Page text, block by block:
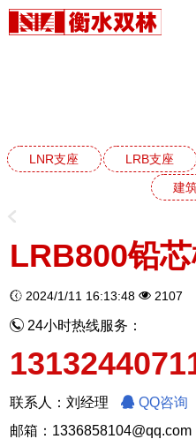
LNR支座 LRB支座
建
LRB800铅
2024/1/11 16:13:48 2107
24小时热线服务：
联系人：刘经理
QQ咨询
邮箱：1336858104@qq.com